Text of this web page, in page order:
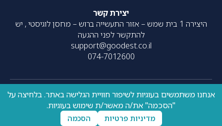
יצירת קשר
היצירה 1 בית שמש – אזור התעשייה ברוש – מחסן לוגיסטי , יש
להתקשר לפני ההגעה
support@goodest.co.il
074-7012600
כל הזכויות שמורות – 2020- עוצב על ידיresolve| פותח על ידי
UpNext
אנחנו משתמשים בעוגיות לשיפור חוויית הגלישה באתר. בלחיצה על
"הסכמה" את/ה מאשר/ת שימוש בעוגיות.
מדיניות פרטיות הסכמה